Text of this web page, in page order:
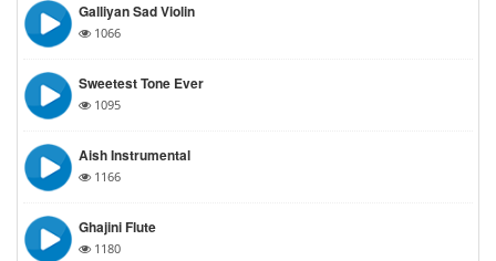
Galliyan Sad Violin
1066
Sweetest Tone Ever
1095
Aish Instrumental
1166
Ghajini Flute
1180